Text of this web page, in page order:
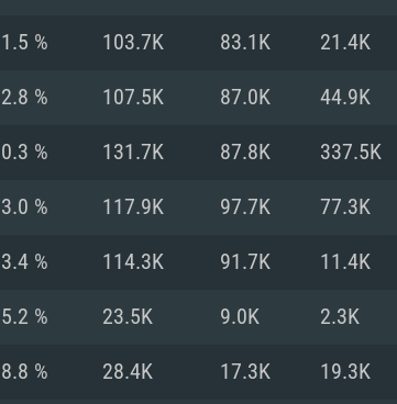
: Windows 10/11 (64 bit)
: Intel Core i5 또는 Ryzen 5
16 GB 이상
카드: DirectX 11 이상을 지원
: Mac OS Big Sur 11.0
: Core i7 (Intel Xeon 은 지원
: 브로드밴드 인터넷
장 공간: 62.2 GB (전체 클라이
: Ubuntu 20.04 64bit
: Intel Core i7
GB
카드: Vulkan 을 지원하고, 최
성능을 가지며 최신 그래픽
AMD RX 570 (6개월 미만;
% 103.7K 83.1K 21.4K
% 107.5K 87.0K 44.9K
% 131.7K 87.8K 337.5K
% 117.9K 97.7K 77.3K
% 114.3K 91.7K 11.4K
% 23.5K 9.0K 2.3K
% 28.4K 17.3K 19.3K